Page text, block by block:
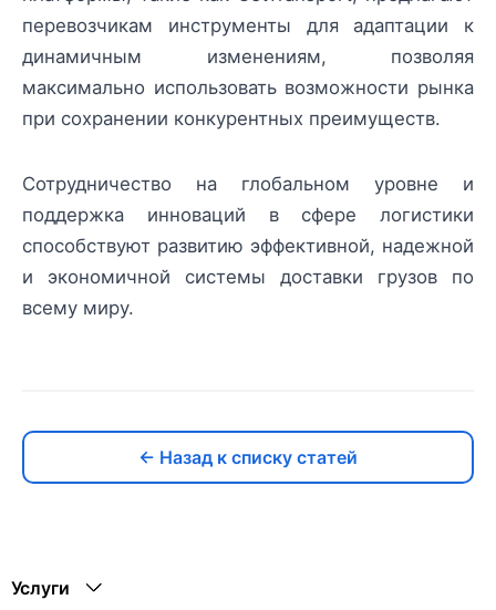
перевозчикам инструменты для адаптации к
динамичным изменениям, позволяя
максимально использовать возможности рынка
при сохранении конкурентных преимуществ.
Сотрудничество на глобальном уровне и
поддержка инноваций в сфере логистики
способствуют развитию эффективной, надежной
и экономичной системы доставки грузов по
всему миру.
← Назад к списку статей
Услуги